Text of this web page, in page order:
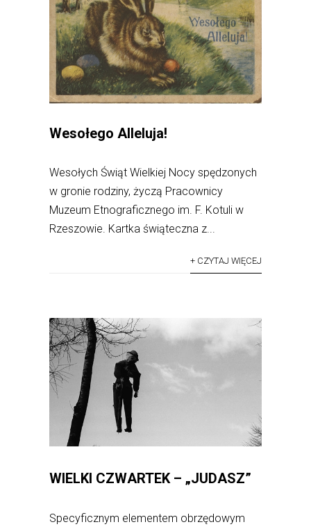
Wesołego Alleluja!
Wesołych Świąt Wielkiej Nocy spędzonych
w gronie rodziny, życzą Pracownicy
Muzeum Etnograficznego im. F. Kotuli w
Rzeszowie. Kartka świąteczna z...
+ CZYTAJ WIĘCEJ
WIELKI CZWARTEK – „JUDASZ”
Specyficznym elementem obrzędowym